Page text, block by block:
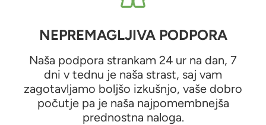
NEPREMAGLJIVA PODPORA
Naša podpora strankam 24 ur na dan, 7
dni v tednu je naša strast, saj vam
zagotavljamo boljšo izkušnjo, vaše dobro
počutje pa je naša najpomembnejša
prednostna naloga.